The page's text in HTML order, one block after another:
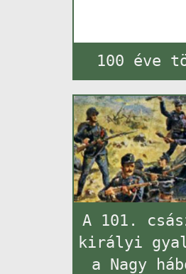
100 éve
A 101.
királyi
a Nagy